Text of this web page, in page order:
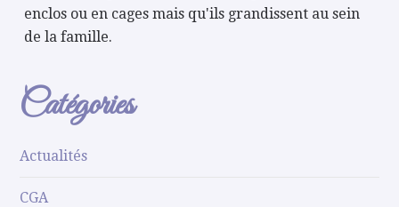
enclos ou en cages mais qu'ils grandissent au sein
de la famille.
Catégories
Actualités
CGA